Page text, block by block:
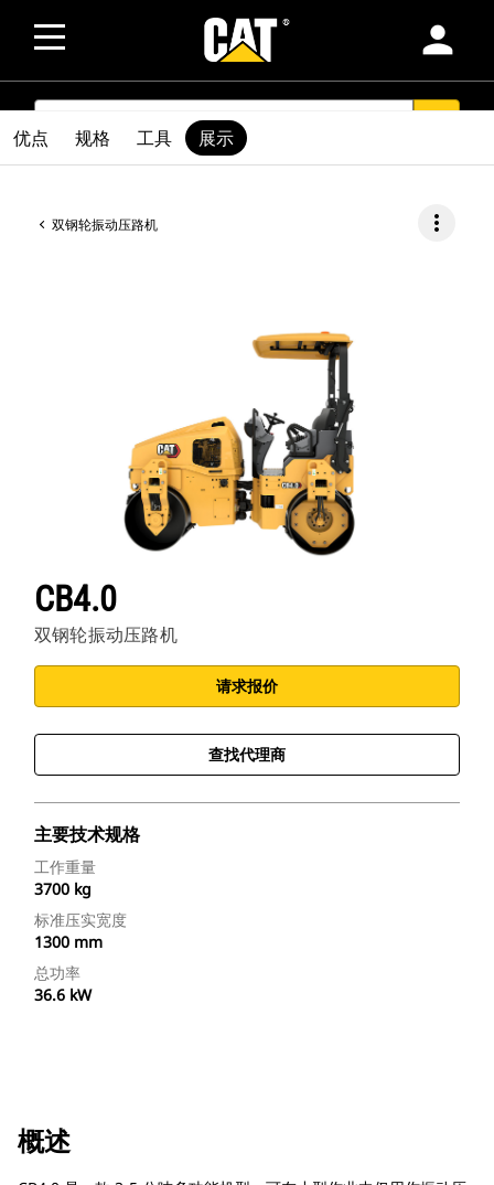
person
SEARCH
双钢轮振动压路机 more_vert
CB4.0
双钢轮振动压路机
请求报价
查找代理商
主要技术规格
工作重量
3700 kg
标准压实宽度
1300 mm
总功率
36.6 kW
优点 规格 工具 展示
概述